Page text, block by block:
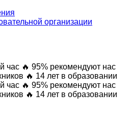
организации
час 🔥 95% рекомендуют нас
🔥 14 лет в образовании
час 🔥 95% рекомендуют нас
🔥 14 лет в образовании